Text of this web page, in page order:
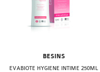
BESINS
EVABIOTE HYGIENE INTIME 250ML